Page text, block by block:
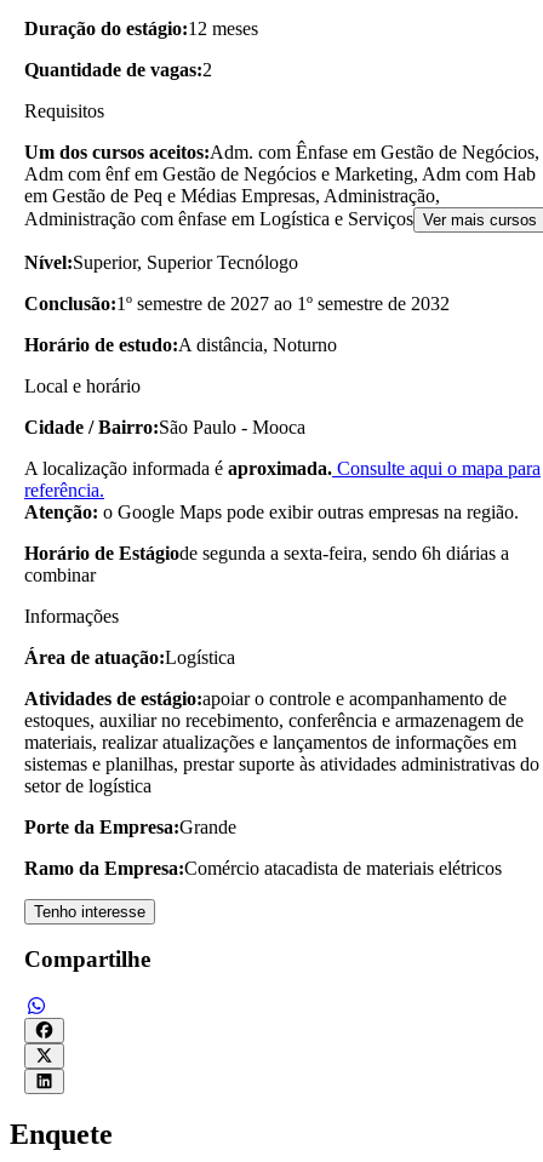
Duração do estágio:12 meses
Quantidade de vagas:2
Requisitos
Um dos cursos aceitos:Adm. com Ênfase em Gestão de Negócios,
Adm com ênf em Gestão de Negócios e Marketing, Adm com Hab
em Gestão de Peq e Médias Empresas, Administração,
Administração com ênfase em Logística e Serviços Ver mais cursos
Nível:Superior, Superior Tecnólogo
Conclusão:1º semestre de 2027 ao 1º semestre de 2032
Horário de estudo:A distância, Noturno
Local e horário
Cidade / Bairro:São Paulo - Mooca
A localização informada é aproximada. Consulte aqui o mapa para
referência.
Atenção: o Google Maps pode exibir outras empresas na região.
Horário de Estágiode segunda a sexta-feira, sendo 6h diárias a
combinar
Informações
Área de atuação:Logística
Atividades de estágio:apoiar o controle e acompanhamento de
estoques, auxiliar no recebimento, conferência e armazenagem de
materiais, realizar atualizações e lançamentos de informações em
sistemas e planilhas, prestar suporte às atividades administrativas do
setor de logística
Porte da Empresa:Grande
Ramo da Empresa:Comércio atacadista de materiais elétricos
Tenho interesse
Compartilhe
Enquete